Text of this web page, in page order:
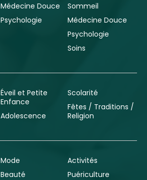
Médecine Douce
Psychologie
Sommeil
Médecine Douce
Psychologie
Soins
Éveil et Petite
Enfance
Adolescence
Scolarité
Fêtes / Traditions /
Religion
Mode
Beauté
Activités
Puériculture